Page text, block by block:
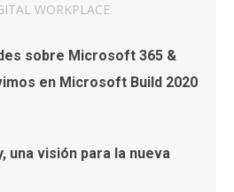
WORKPLACE
sobre Microsoft 365 &
en Microsoft Build 2020
una visión para la nueva